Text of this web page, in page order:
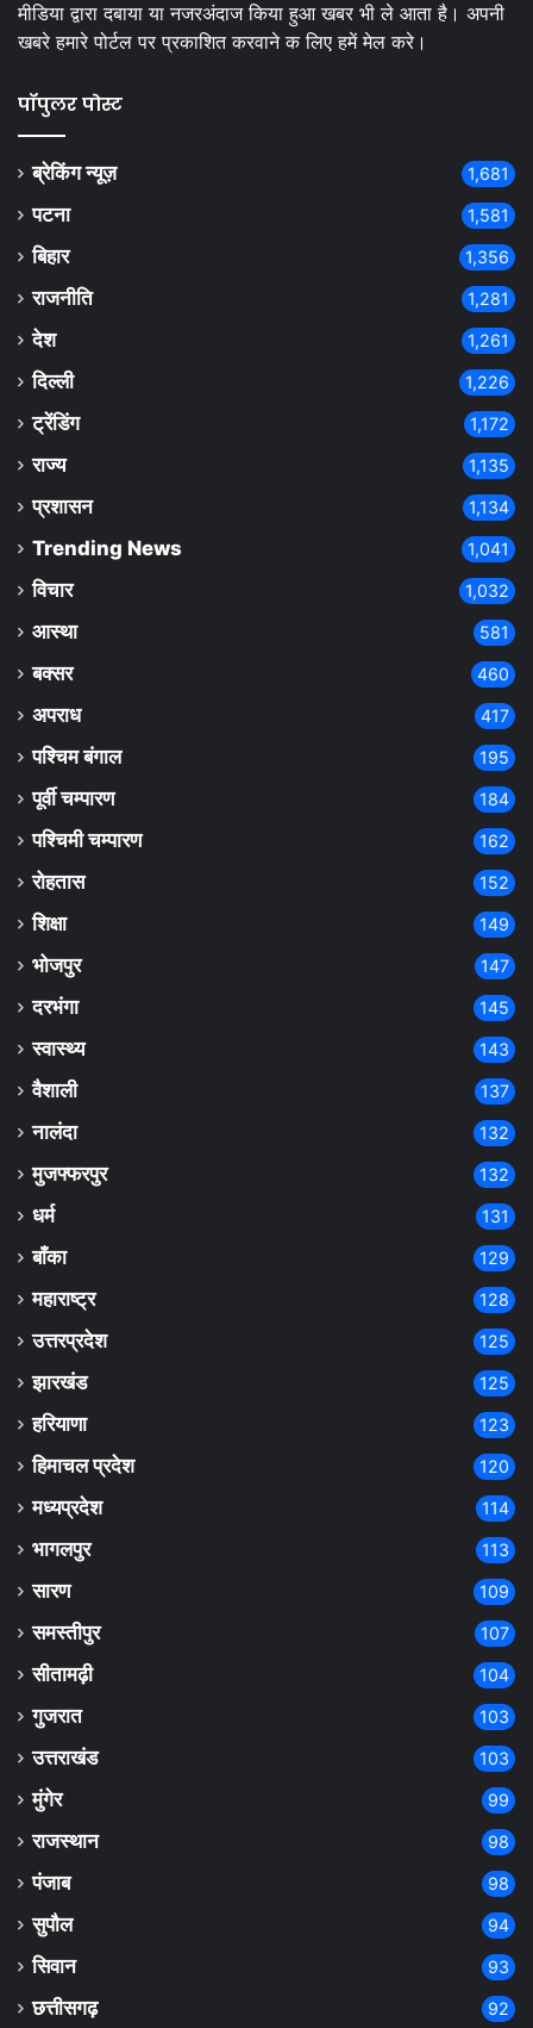
मीडिया द्वारा दबाया या नजरअंदाज किया हुआ खबर भी ले आता है। अपनी
खबरे हमारे पोर्टल पर प्रकाशित करवाने क लिए हमें मेल करे।
पॉपुलर पोस्ट
ब्रेकिंग न्यूज़ 1,681
पटना 1,581
बिहार 1,356
राजनीति 1,281
देश 1,261
दिल्ली 1,226
ट्रेंडिंग 1,172
राज्य 1,135
प्रशासन 1,134
Trending News 1,041
विचार 1,032
आस्था 581
बक्सर 460
अपराध 417
पश्चिम बंगाल 195
पूर्वी चम्पारण 184
पश्चिमी चम्पारण 162
रोहतास 152
शिक्षा 149
भोजपुर 147
दरभंगा 145
स्वास्थ्य 143
वैशाली 137
नालंदा 132
मुजफ्फरपुर 132
धर्म 131
बाँका 129
महाराष्ट्र 128
उत्तरप्रदेश 125
झारखंड 125
हरियाणा 123
हिमाचल प्रदेश 120
मध्यप्रदेश 114
भागलपुर 113
सारण 109
समस्तीपुर 107
सीतामढ़ी 104
गुजरात 103
उत्तराखंड 103
मुंगेर 99
राजस्थान 98
पंजाब 98
सुपौल 94
सिवान 93
छत्तीसगढ़ 92